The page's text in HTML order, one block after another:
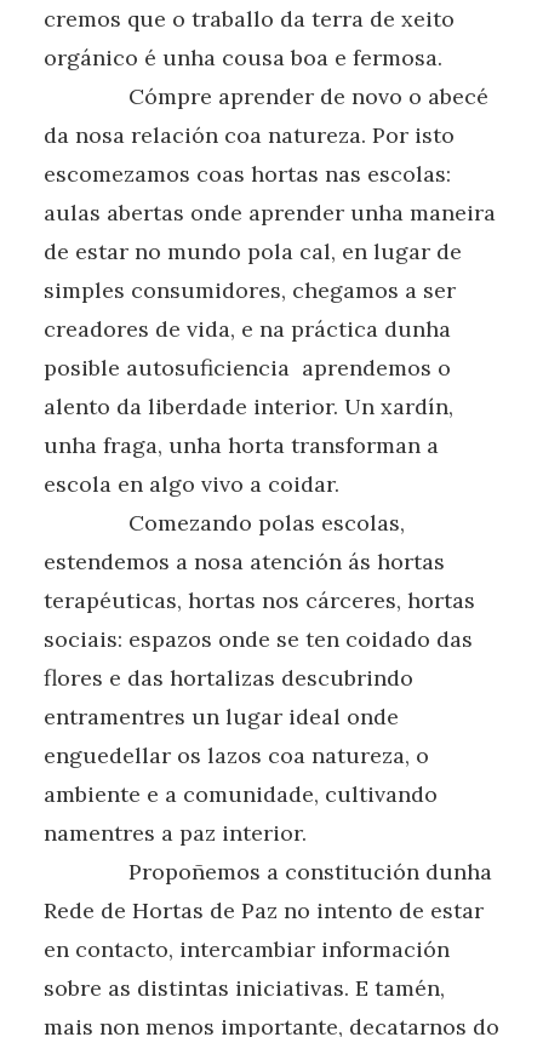
cremos que o traballo da terra de xeito
orgánico é unha cousa boa e fermosa.
Cómpre aprender de novo o abecé
da nosa relación coa natureza. Por isto
escomezamos coas hortas nas escolas:
aulas abertas onde aprender unha maneira
de estar no mundo pola cal, en lugar de
simples consumidores, chegamos a ser
creadores de vida, e na práctica dunha
posible autosuficiencia aprendemos o
alento da liberdade interior. Un xardín,
unha fraga, unha horta transforman a
escola en algo vivo a coidar.
Comezando polas escolas,
estendemos a nosa atención ás hortas
terapéuticas, hortas nos cárceres, hortas
sociais: espazos onde se ten coidado das
flores e das hortalizas descubrindo
entramentres un lugar ideal onde
enguedellar os lazos coa natureza, o
ambiente e a comunidade, cultivando
namentres a paz interior.
Propoñemos a constitución dunha
Rede de Hortas de Paz no intento de estar
en contacto, intercambiar información
sobre as distintas iniciativas. E tamén,
mais non menos importante, decatarnos do